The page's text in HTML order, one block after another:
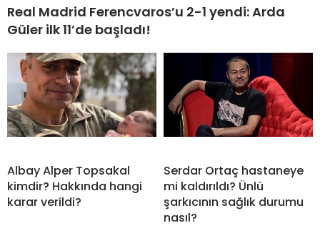
Real Madrid Ferencvaros’u 2-1 yendi: Arda
Güler ilk 11’de başladı!
Albay Alper Topsakal
kimdir? Hakkında hangi
karar verildi?
Serdar Ortaç hastaneye
mi kaldırıldı? Ünlü
şarkıcının sağlık durumu
nasıl?